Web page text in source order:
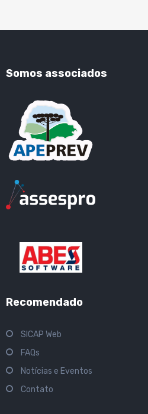
Somos associados
Recomendado
SICAP Web
FAQs
Notícias e Eventos
Contato